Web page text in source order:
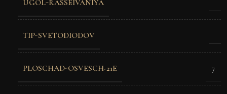
UGOL-RASSEIVANIYA
TIP-SVETODIODOV
PLOSCHAD-OSVESCH-21E 7